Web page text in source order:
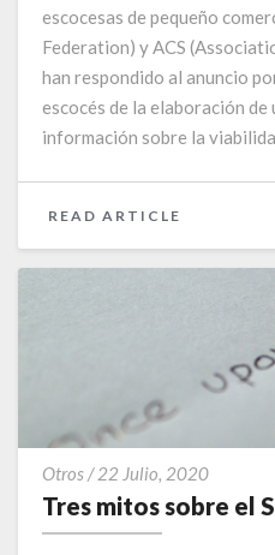
no
el
escocesas de pequeño
Federation) y ACS
han respondido al anuncio
escocés de la elaboración
información sobre la
READ ARTICLE
Otros/22 Julio, 2020Tres
mitos
Tres mitos sobre el